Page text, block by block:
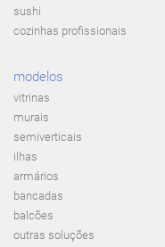
sushi
cozinhas profissionais
modelos
vitrinas
murais
semiverticais
ilhas
armários
bancadas
balcões
outras soluções